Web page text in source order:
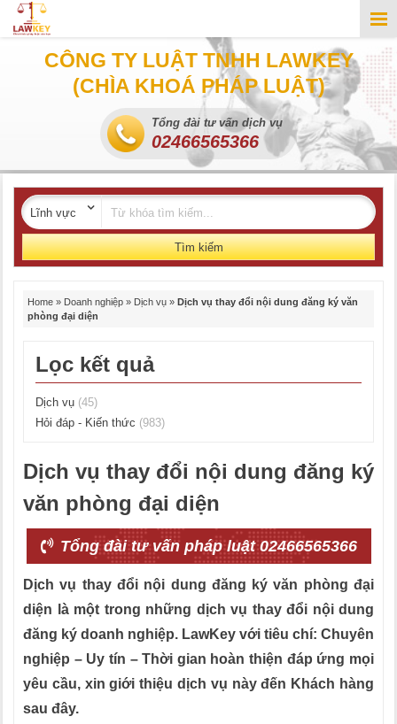
CÔNG TY LUẬT TNHH LAWKEY
(CHÌA KHOÁ PHÁP LUẬT)
Tổng đài tư vấn dịch vụ
02466565366
Tìm kiếm
Home » Doanh nghiệp » Dịch vụ » Dịch vụ thay đổi nội dung đăng ký văn
phòng đại diện
Lọc kết quả
Dịch vụ (45)
Hỏi đáp - Kiến thức (983)
Dịch vụ thay đổi nội dung đăng ký
văn phòng đại diện
Tổng đài tư vấn pháp luật 02466565366
Dịch vụ thay đổi nội dung đăng ký văn phòng đại
diện là một trong những dịch vụ thay đổi nội dung
đăng ký doanh nghiệp. LawKey với tiêu chí: Chuyên
nghiệp – Uy tín – Thời gian hoàn thiện đáp ứng mọi
yêu cầu, xin giới thiệu dịch vụ này đến Khách hàng
sau đây.